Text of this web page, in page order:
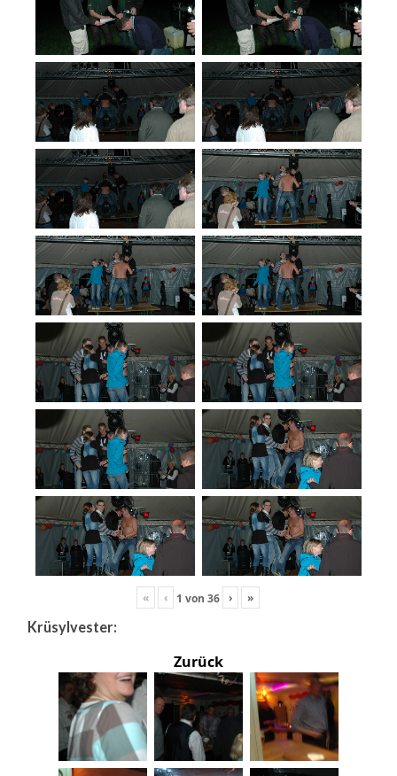
« ‹ 1 von36 › »
Krüsylvester:
Zurück